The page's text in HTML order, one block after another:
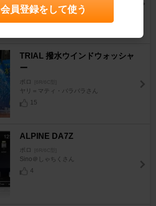
センちゃん＠sonic208さん
2
TRIAL 撥水ウインドウォッシャ
ー
ポロ [6R/6C型]
ヤリ＝マティ・バラバラさん
15
ALPINE DA7Z
ポロ [6R/6C型]
Sino＠しゃちくさん
4
会員登録をして使う